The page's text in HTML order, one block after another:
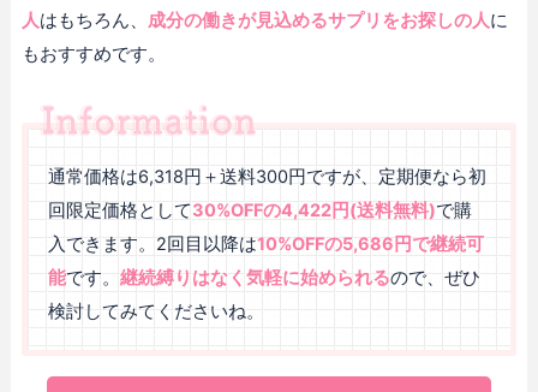
人はもちろん、 成分の働きが見込めるサプリをお探しの人に
もおすすめです。
通常価格は6,318円＋送料300円ですが、定期便なら初
回限定価格として30%OFFの4,422円(送料無料)で購
入できます。2回目以降は10%OFFの5,686円で継続可
能です。継続縛りはなく気軽に始められるので、ぜひ
検討してみてくださいね。